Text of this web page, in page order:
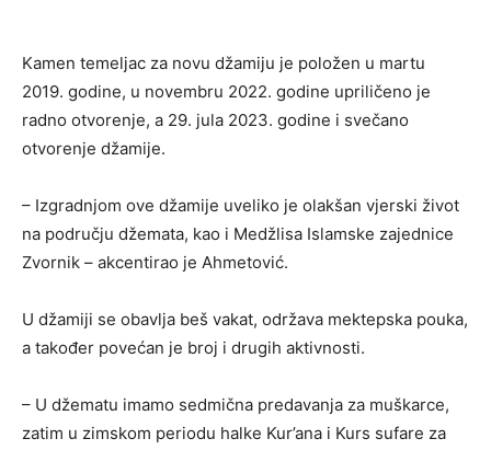
Kamen temeljac za novu džamiju je položen u martu
2019. godine, u novembru 2022. godine upriličeno je
radno otvorenje, a 29. jula 2023. godine i svečano
otvorenje džamije.
– Izgradnjom ove džamije uveliko je olakšan vjerski život
na području džemata, kao i Medžlisa Islamske zajednice
Zvornik – akcentirao je Ahmetović.
U džamiji se obavlja beš vakat, održava mektepska pouka,
a također povećan je broj i drugih aktivnosti.
– U džematu imamo sedmična predavanja za muškarce,
zatim u zimskom periodu halke Kur’ana i Kurs sufare za